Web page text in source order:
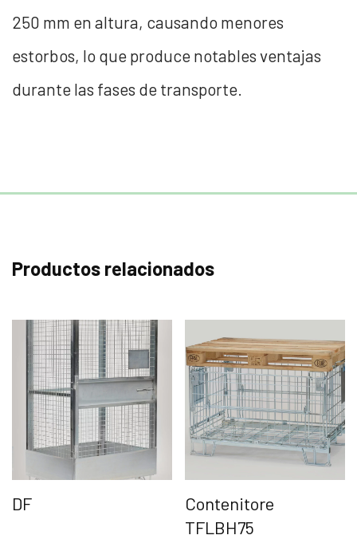
250 mm en altura, causando menores
estorbos, lo que produce notables ventajas
durante las fases de transporte.
Productos relacionados
DF
Contenitore
TFLBH75